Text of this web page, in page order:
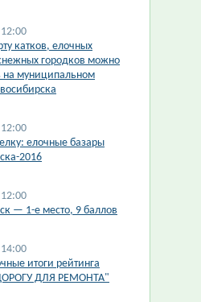
катков, елочных
городков можно
на муниципальном
елочные базары
2016
— 1-е место, 9 баллов
итоги рейтинга
ДЛЯ РЕМОНТА"